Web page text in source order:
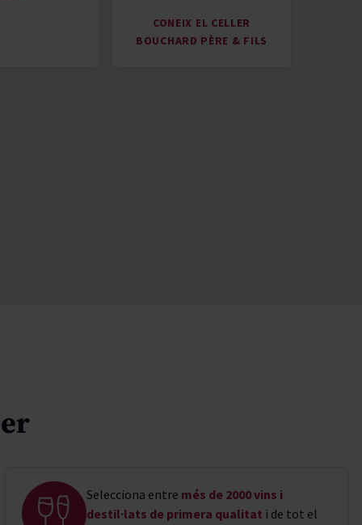
CONEIX EL CELLER
BOUCHARD PÈRE & FILS
Selecciona entre més de 2000 vins i
destil·lats de primera qualitat i de tot el